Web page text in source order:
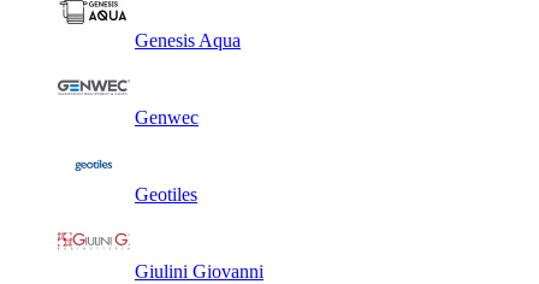
Genesis Aqua
Genwec
Geotiles
Giulini Giovanni